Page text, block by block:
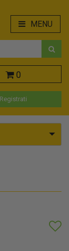
MENU
0
Registrati